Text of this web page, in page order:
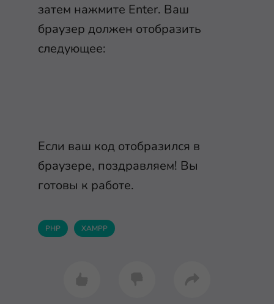
затем нажмите Enter. Ваш
браузер должен отобразить
следующее:
Если ваш код отобразился в
браузере, поздравляем! Вы
готовы к работе.
PHP XAMPP